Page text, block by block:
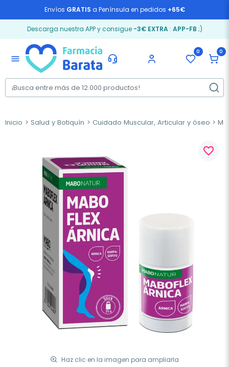
Envíos GRATIS a Península en pedidos +65€
Descarga nuestra APP y consigue -3€ EXTRA: APP-FB ;)
menu
0 0
Inicio Salud y Botiquín Cuidado Muscular, Articular y óseo
Haz clic en la imagen para ampliarla
favorite_border